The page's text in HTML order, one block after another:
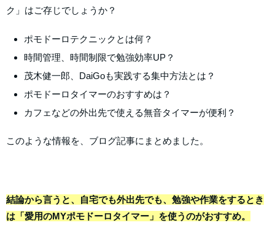
ク」はご存じでしょうか？
ポモドーロテクニックとは何？
時間管理、時間制限で勉強効率UP？
茂木健一郎、DaiGoも実践する集中方法とは？
ポモドーロタイマーのおすすめは？
カフェなどの外出先で使える無音タイマーが便利？
このような情報を、ブログ記事にまとめました。
結論から言うと、自宅でも外出先でも、勉強や作業をするとき
は「愛用のMYポモドーロタイマー」を使うのがおすすめ。